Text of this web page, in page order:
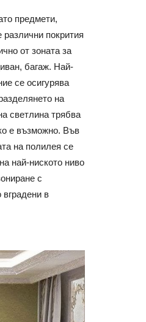
предмети,
покрития
от зоната за
багаж. Най-
се осигурява
на
светлина трябва
е възможно. Във
на полилея се
най-ниското ниво
с
вградени в